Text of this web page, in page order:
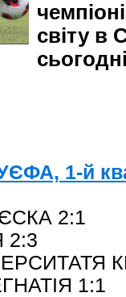
світу в
1-й
2:1
2:3
1:1